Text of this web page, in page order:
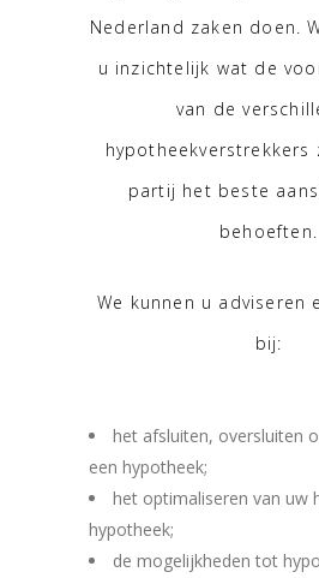
Nederland zaken doen.
u inzichtelijk wat de
van de
hypotheekverstrekkers
partij het beste
behoeften.
We kunnen u adviseren
bij:
het afsluiten, oversluiten
een hypotheek;
het optimaliseren van uw
hypotheek;
de mogelijkheden tot